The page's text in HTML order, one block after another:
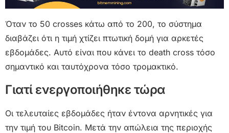
Όταν το 50 crosses κάτω από το 200, το σύστημα
διαβάζει ότι η τιμή χτίζει πτωτική δομή για αρκετές
εβδομάδες. Αυτό είναι που κάνει το death cross τόσο
σημαντικό και ταυτόχρονα τόσο τρομακτικό.
Γιατί ενεργοποιήθηκε τώρα
Οι τελευταίες εβδομάδες ήταν έντονα αρνητικές για
την τιμή του Bitcoin. Μετά την απώλεια της περιοχής